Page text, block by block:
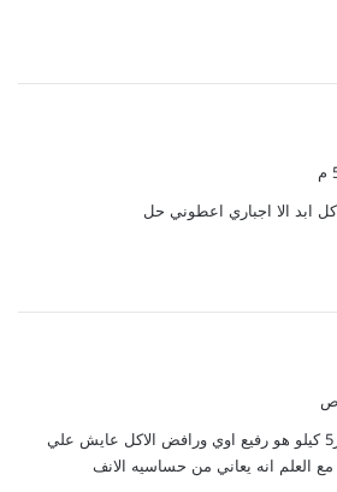
انا ابني عنده سنتين ووزنه 8ز5 كيلو هو رفيع اوي ورافض الاكل عايش علي
مع العلم انه يعاني من حساسيه الانف